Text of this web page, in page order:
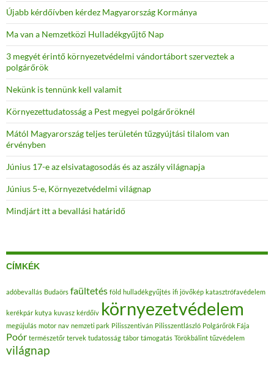
Újabb kérdőívben kérdez Magyarország Kormánya
Ma van a Nemzetközi Hulladékgyűjtő Nap
3 megyét érintő környezetvédelmi vándortábort szerveztek a
polgárőrök
Nekünk is tennünk kell valamit
Környezettudatosság a Pest megyei polgárőröknél
Mától Magyarország teljes területén tűzgyújtási tilalom van
érvényben
Június 17-e az elsivatagosodás és az aszály világnapja
Június 5-e, Környezetvédelmi világnap
Mindjárt itt a bevallási határidő
CÍMKÉK
adóbevallás Budaörs faültetés föld hulladékgyűjtés ifi jövőkép katasztrófavédelem
kerékpár kutya kuvasz kérdőív környezetvédelem
megújulás motor nav nemzeti park Pilisszentiván Pilisszentlászló Polgárőrök Fája
Poór természetőr tervek tudatosság tábor támogatás Törökbálint tűzvédelem
világnap